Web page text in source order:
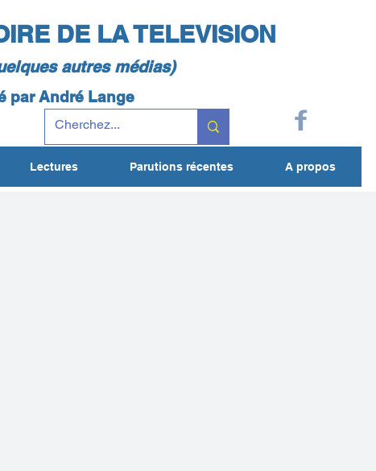
DE LA TELEVISION
autres médias)
par André Lange
Lectures Parutions récentes A propos